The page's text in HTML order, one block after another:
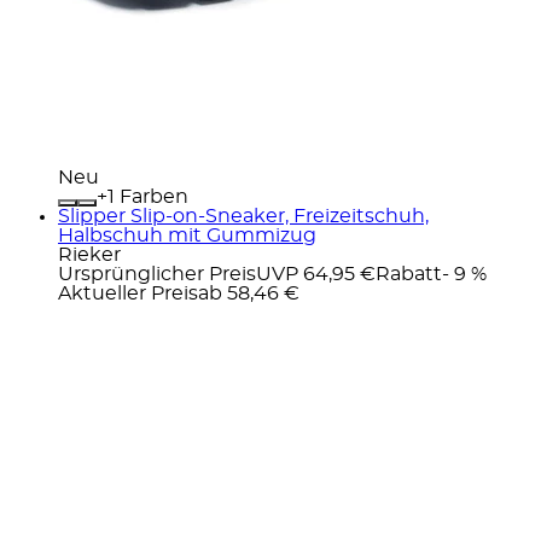
Neu
+
Farben
Slipper Slip-on-Sneaker, Freizeitschuh,
Halbschuh mit Gummizug
Rieker
Ursprünglicher PreisUVP 64,95 € Rabatt- 9 %
Aktueller Preisab 58,46 €